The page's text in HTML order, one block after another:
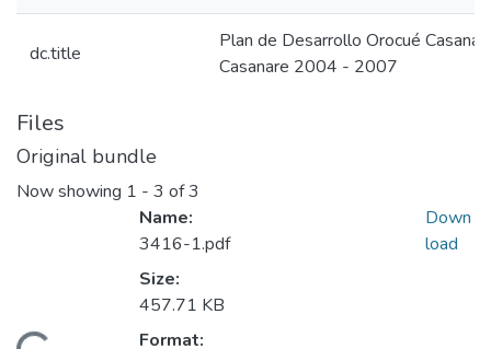
dc.title
Plan de Desarrollo Orocué
Casanare 2004 - 2007
Files
Original bundle
Now showing 1 - 3 of 3
Name:
3416-1.pdf
Size:
457.71 KB
Format:
Down
load